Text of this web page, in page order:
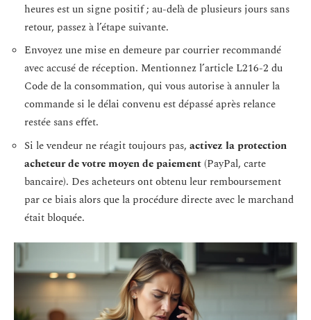
heures est un signe positif ; au-delà de plusieurs jours sans
retour, passez à l’étape suivante.
Envoyez une mise en demeure par courrier recommandé
avec accusé de réception. Mentionnez l’article L216-2 du
Code de la consommation, qui vous autorise à annuler la
commande si le délai convenu est dépassé après relance
restée sans effet.
Si le vendeur ne réagit toujours pas, activez la protection
acheteur de votre moyen de paiement(PayPal, carte
bancaire). Des acheteurs ont obtenu leur remboursement
par ce biais alors que la procédure directe avec le marchand
était bloquée.